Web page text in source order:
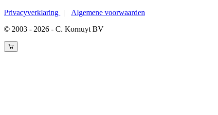
Privacyverklaring | Algemene voorwaarden
© 2003 - 2026 - C. Kornuyt BV